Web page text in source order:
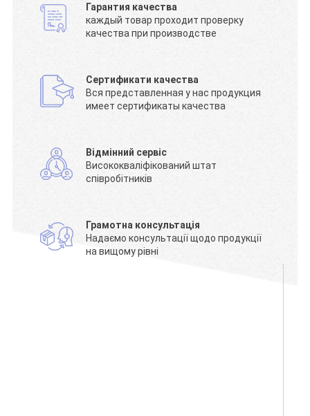
Гарантия качества
каждый товар проходит проверку
качества при производстве
Сертификати качества
Вся представленная у нас продукция
имеет сертификаты качества
Відмінний сервіс
Висококваліфікований штат
співробітників
Грамотна консультація
Надаємо консультації щодо продукції
на вищому рівні